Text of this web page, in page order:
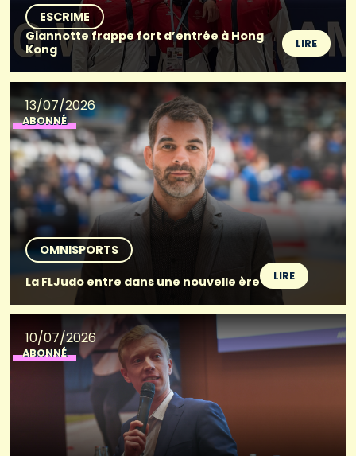
ESCRIME
Giannotte frappe fort d’entrée à Hong
Kong
LIRE
13/07/2026
ABONNÉ
OMNISPORTS
La FLJudo entre dans une nouvelle ère
LIRE
10/07/2026
ABONNÉ